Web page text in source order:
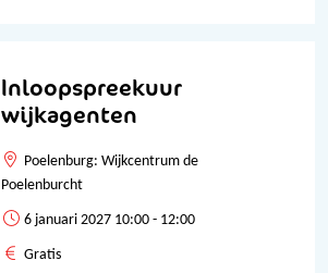
Inloopspreekuur
wijkagenten
Poelenburg: Wijkcentrum de
Poelenburcht
6 januari 2027 10:00 - 12:00
Gratis